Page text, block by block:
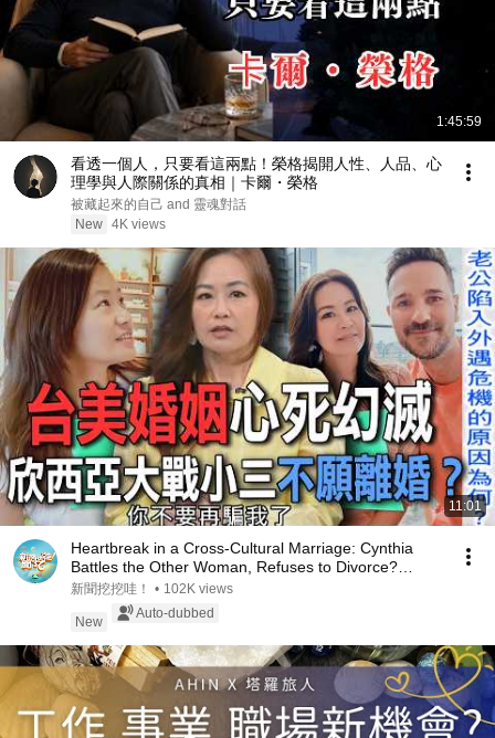
1:45:59
看透一個人，只要看這兩點！榮格揭開人性、人品、心
理學與人際關係的真相｜卡爾・榮格
被藏起來的自己 and 靈魂對話
New 4K views
11:01
Heartbreak in a Cross-Cultural Marriage: Cynthia
Battles the Other Woman, Refuses to Divorce?
【Ne...
新聞挖挖哇！ • 102K views
New
Auto-dubbed